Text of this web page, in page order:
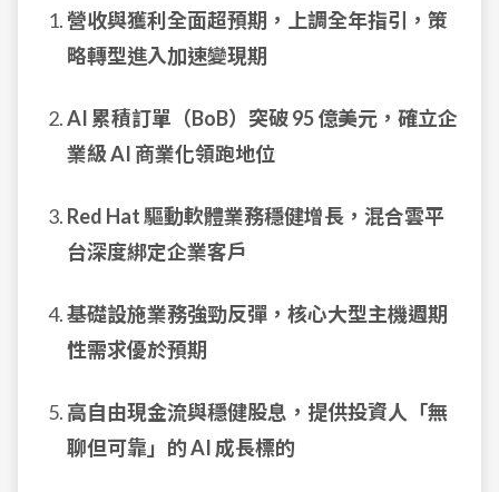
營收與獲利全面超預期，上調全年指引，策
略轉型進入加速變現期
AI 累積訂單（BoB）突破 95 億美元，確立企
業級 AI 商業化領跑地位
Red Hat 驅動軟體業務穩健增長，混合雲平
台深度綁定企業客戶
基礎設施業務強勁反彈，核心大型主機週期
性需求優於預期
高自由現金流與穩健股息，提供投資人「無
聊但可靠」的 AI 成長標的